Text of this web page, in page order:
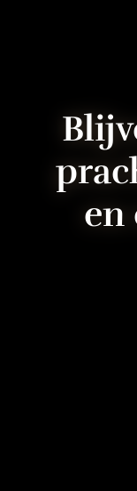
en